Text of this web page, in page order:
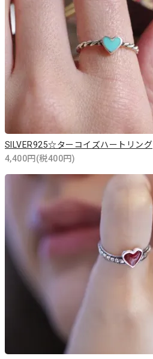
SILVER925☆ターコイズハートリング
4,400円(税400円)